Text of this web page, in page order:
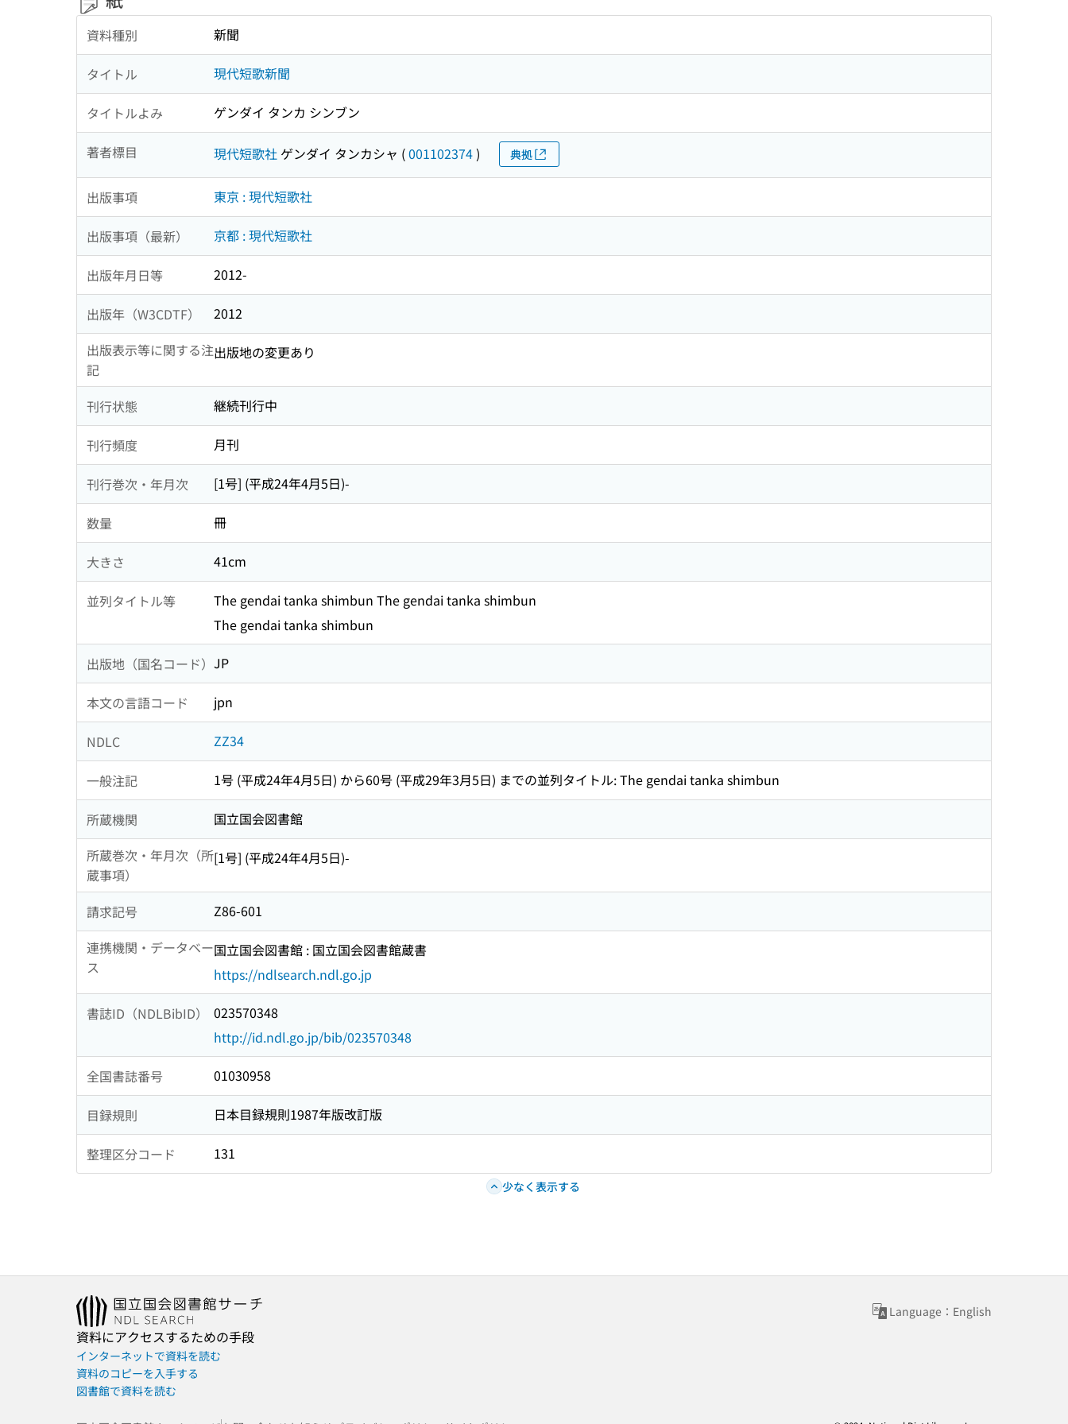
資料種別 新聞
タイトル 現代短歌新聞
タイトルよみ ゲンダイ タンカ シンブン
著者標目 現代短歌社 ゲンダイ タンカシャ (001102374) 典拠
出版事項 東京 : 現代短歌社
出版事項（最新） 京都 : 現代短歌社
出版年月日等 2012-
出版年（W3CDTF）
2012
出版表示等に関する注
記
出版地の変更あり
刊行状態 継続刊行中
刊行頻度 月刊
刊行巻次・年月次 [1号] (平成24年4月5日)-
数量 冊
大きさ 41cm
並列タイトル等
The gendai tanka shimbun The gendai tanka shimbun
The gendai tanka shimbun
出版地（国名コード） JP
本文の言語コード jpn
NDLC ZZ34
一般注記 1号 (平成24年4月5日) から60号 (平成29年3月5日) までの並列タイトル: The gendai tanka shimbun
所蔵機関
国立国会図書館
所蔵巻次・年月次（所
蔵事項）
[1号] (平成24年4月5日)-
請求記号
Z86-601
連携機関・データベー
ス
国立国会図書館 : 国立国会図書館蔵書
https://ndlsearch.ndl.go.jp
書誌ID（NDLBibID）
023570348
http://id.ndl.go.jp/bib/023570348
全国書誌番号 01030958
目録規則 日本目録規則1987年版改訂版
整理区分コード 131
少なく表示する
Language：English
資料にアクセスするための手段
インターネットで資料を読む
資料のコピーを入手する
図書館で資料を読む